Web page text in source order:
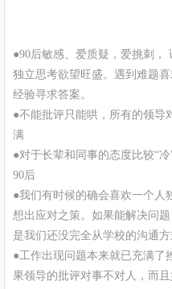
●90后敏感、爱质疑，爱挑刺，
独立思考欲望旺盛。遇到难题
经验寻求答案。
●不能批评只能哄，所有的领导
满
●对于长辈和同事的态度比较“
90后
●我们有时候的确会喜欢一个人
想出应对之策。如果能解决问
是我们还没完全从学校的沟通
●工作出现问题本来就已充满了
果领导的批评对事不对人，而